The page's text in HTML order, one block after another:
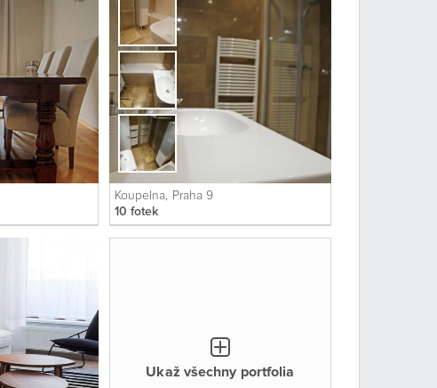
Koupelna, Praha 9
10 fotek
Ukaž všechny portfolia